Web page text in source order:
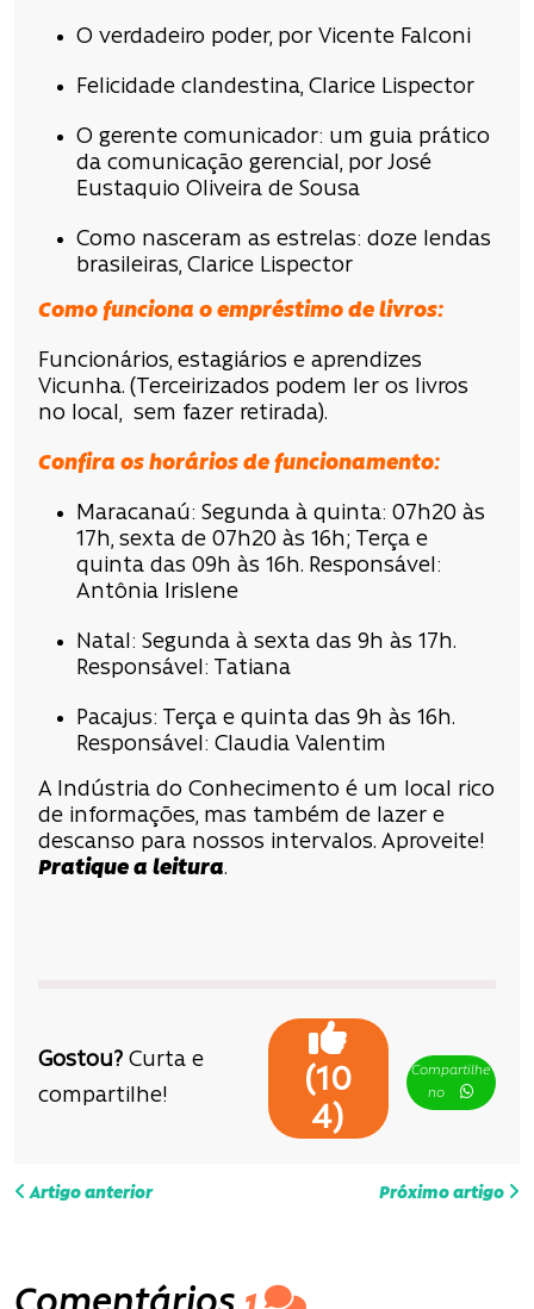
O verdadeiro poder, por Vicente Falconi
Felicidade clandestina, Clarice Lispector
O gerente comunicador: um guia prático
da comunicação gerencial, por José
Eustaquio Oliveira de Sousa
Como nasceram as estrelas: doze lendas
brasileiras, Clarice Lispector
Como funciona o empréstimo de livros:
Funcionários, estagiários e aprendizes
Vicunha. (Terceirizados podem ler os livros
no local, sem fazer retirada).
Confira os horários de funcionamento:
Maracanaú: Segunda à quinta: 07h20 às
17h, sexta de 07h20 às 16h; Terça e
quinta das 09h às 16h. Responsável:
Antônia Irislene
Natal: Segunda à sexta das 9h às 17h.
Responsável: Tatiana
Pacajus: Terça e quinta das 9h às 16h.
Responsável: Claudia Valentim
A Indústria do Conhecimento é um local rico
de informações, mas também de lazer e
descanso para nossos intervalos. Aproveite!
Pratique a leitura.
Gostou? Curta e
compartilhe!
(10
4)
Compartilhe
no
N
v
Artigo anterior Próximo artigo